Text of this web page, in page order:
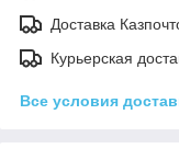
Доставка
Курьерская
Все условия